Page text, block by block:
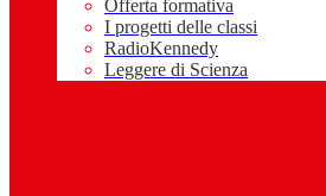
Offerta formativa
I progetti delle classi
RadioKennedy
Leggere di Scienza